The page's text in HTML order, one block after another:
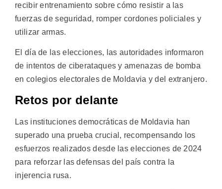
recibir entrenamiento sobre cómo resistir a las
fuerzas de seguridad, romper cordones policiales y
utilizar armas.
El día de las elecciones, las autoridades informaron
de intentos de ciberataques y amenazas de bomba
en colegios electorales de Moldavia y del extranjero.
Retos por delante
Las instituciones democráticas de Moldavia han
superado una prueba crucial, recompensando los
esfuerzos realizados desde las elecciones de 2024
para reforzar las defensas del país contra la
injerencia rusa.